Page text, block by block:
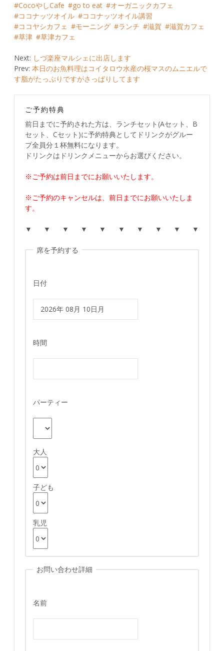
CocoやしCafe go to eat
オーガニックカフェ
ココナッツオイル
ココナッツオイル講習
ココヤシカフェ
モーニング ランチ 滋賀
滋賀カフェ
草津
草津カフェ
Post
navigation
Next: しづ楽座マルシェに出店します
Prev: 本日のお魚料理はコイタロウ水産の桜マスのムニエルで
す脂がたっぷりですがさっぱりしてます
ご予約特典
前日までに予約された方は、ランチセット(Aセット、B
セット、Cセット)に予約特典としてドリンクがグルー
プ全員分１杯無料になります。
ドリンクはドリンクメニューからお選びください。
※ご予約は前日までにお願いいたします。
※ご予約のキャンセルは、前日までにお願いいたしま
す。
▼ ▼ ▼ ▼ ▼ ▼ ▼ ▼ ▼ ▼
席を予約する
日付
時間
パーティー
大人
子ども
乳児
お問い合わせ詳細
名前